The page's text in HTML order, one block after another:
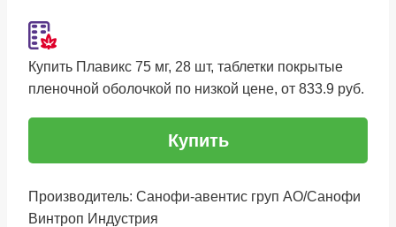
Купить Плавикс 75 мг, 28 шт, таблетки покрытые
пленочной оболочкой по низкой цене, от 833.9 руб.
Купить
Производитель: Санофи-авентис груп АО/Санофи
Винтроп Индустрия